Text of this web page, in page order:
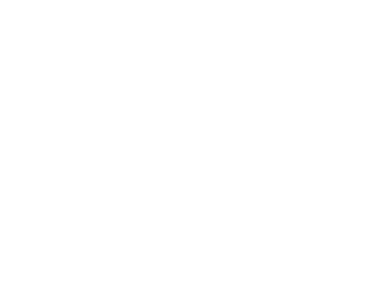
A K&H Vigyázz, kész, pénz! pénzügyi